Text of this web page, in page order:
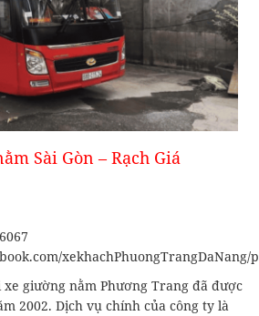
Sài Gòn – Rạch Giá
xekhachPhuongTrangDaNang/
giường nằm Phương Trang đã được
2002. Dịch vụ chính của công ty là